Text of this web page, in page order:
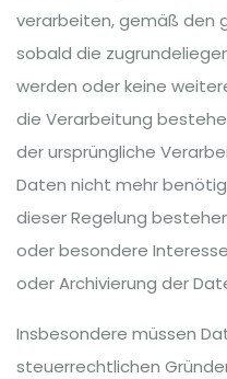
verarbeiten, gemäß den
sobald die
werden oder keine
die Verarbeitung
der ursprüngliche
Daten nicht mehr
dieser Regelung
oder besondere
oder Archivierung der
Insbesondere müssen
steuerrechtlichen